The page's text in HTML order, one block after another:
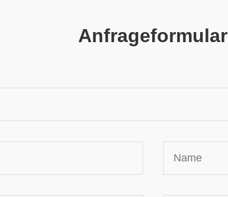
Anfrageformular